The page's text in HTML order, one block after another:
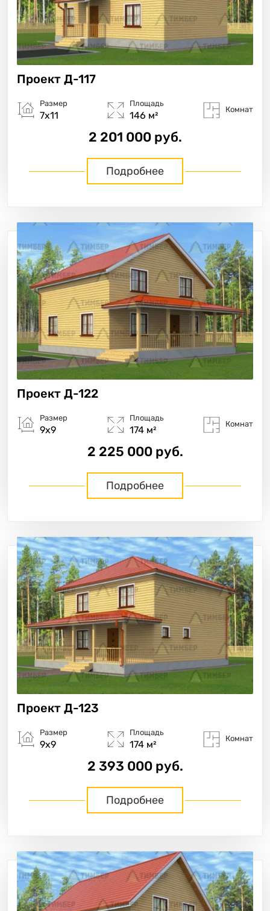
Проект Д-117
Размер
7х11
Площадь
146 м²
Комнат
2 201 000 руб.
Подробнее
Проект Д-122
Размер
9х9
Площадь
174 м²
Комнат
2 225 000 руб.
Подробнее
Проект Д-123
Размер
9х9
Площадь
174 м²
Комнат
2 393 000 руб.
Подробнее